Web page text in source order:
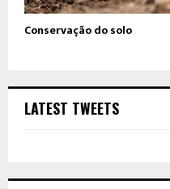
Conservação do solo
LATEST TWEETS